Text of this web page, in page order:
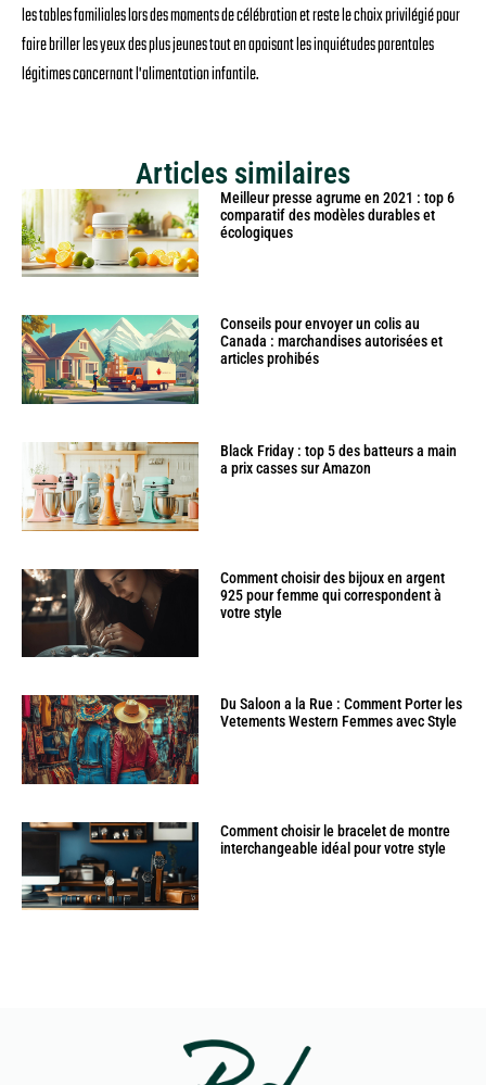
les tables familiales lors des moments de célébration et reste le choix privilégié pour
faire briller les yeux des plus jeunes tout en apaisant les inquiétudes parentales
légitimes concernant l'alimentation infantile.
Articles similaires
Meilleur presse agrume en 2021 : top 6
comparatif des modèles durables et
écologiques
Conseils pour envoyer un colis au
Canada : marchandises autorisées et
articles prohibés
Black Friday : top 5 des batteurs a main
a prix casses sur Amazon
Comment choisir des bijoux en argent
925 pour femme qui correspondent à
votre style
Du Saloon a la Rue : Comment Porter les
Vetements Western Femmes avec Style
Comment choisir le bracelet de montre
interchangeable idéal pour votre style